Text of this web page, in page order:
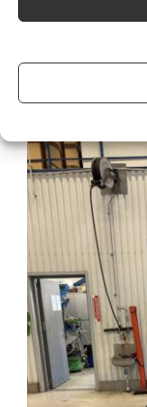
115 000kr
Inkl. moms: 143 750 kr
LÄS MER OCH KÖP